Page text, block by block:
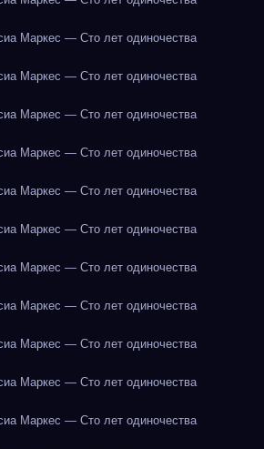
Маркес — Сто лет одиночества
Маркес — Сто лет одиночества
Маркес — Сто лет одиночества
Маркес — Сто лет одиночества
Маркес — Сто лет одиночества
Маркес — Сто лет одиночества
Маркес — Сто лет одиночества
Маркес — Сто лет одиночества
Маркес — Сто лет одиночества
Маркес — Сто лет одиночества
Маркес — Сто лет одиночества